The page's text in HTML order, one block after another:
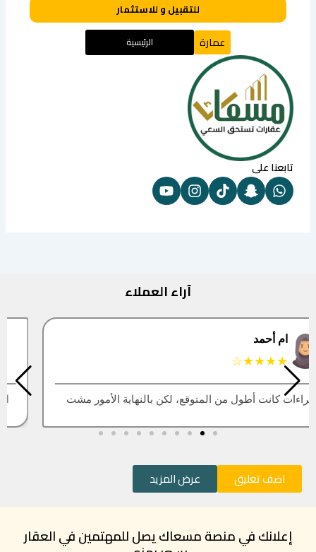
للتقبيل و للاستثمار
عمارة الرئيسية
تابعنا على
آراء العملاء
★★★★★
العقار اللي كنت أبيه طلع مباع، أتمنى التحديث يكون أسرع
اضف تعليق عرض المزيد
إعلانك في منصة مسعاك يصل للمهتمين في العقار